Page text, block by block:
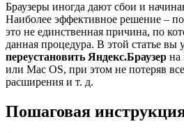
Браузеры иногда дают сбои и
Наиболее эффективное решение –
это не единственная причина, по
данная процедура. В этой статье вы
переустановить Яндекс.Браузер на
или Mac OS, при этом не потеряв
расширения и т. д.
Пошаговая